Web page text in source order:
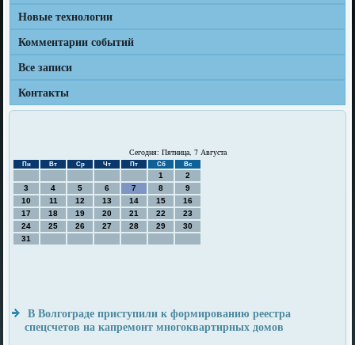
Новые технологии
Комментарии событий
Все записи
Контакты
Сегодня: Пятница, 7 Августа
Пн Вт Ср Чт Пт Сб Вс
1
2
3
4 5 6 7 8
9
10
11 12 13 14 15
16
17
18 19 20 21 22
23
24
25 26 27 28 29
30
31
В Волгограде приступили к формированию реестра
спецсчетов на капремонт многоквартирных домов